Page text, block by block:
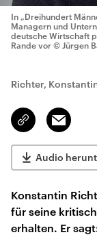
In „Dreihundert
Managern und
deutsche Wirtschaft
Rande vor © Jürgen
Richter,
Link
kopieren/teilen
Email
Audio
Konstantin
für seine
erhalten. Er